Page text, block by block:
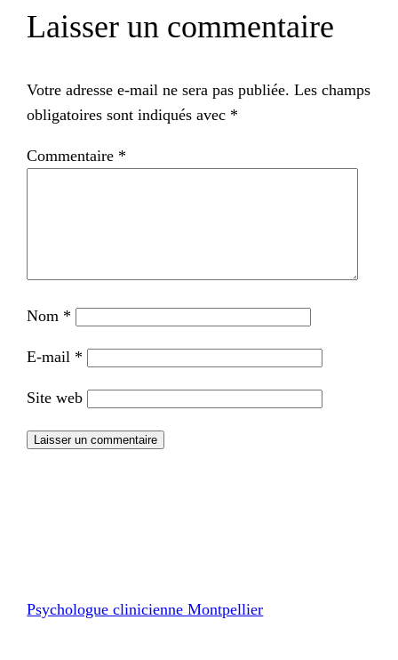
Laisser un commentaire
Votre adresse e-mail ne sera pas publiée. Les champs
obligatoires sont indiqués avec *
Commentaire *
Nom *
E-mail *
Site web
Psychologue clinicienne Montpellier